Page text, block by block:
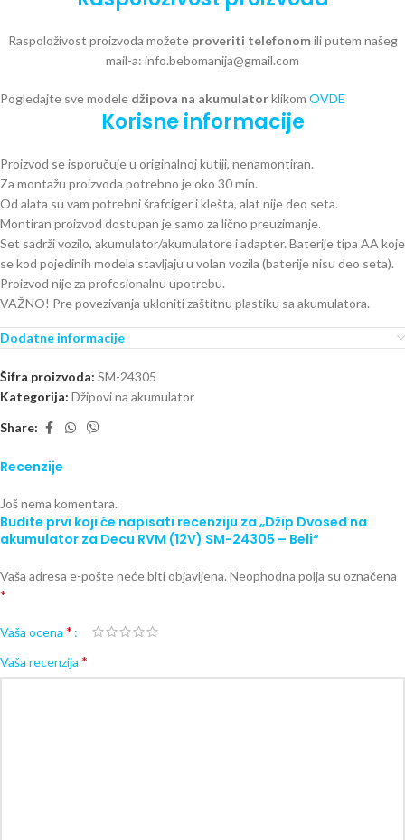
Raspoloživost proizvoda možete proveriti telefonomili putem našeg
mail-a: info.bebomanija@gmail.com
Pogledajte sve modele džipova na akumulatorklikom OVDE
Korisne informacije
Proizvod se isporučuje u originalnoj kutiji, nenamontiran.
Za montažu proizvoda potrebno je oko 30 min.
Od alata su vam potrebni šrafciger i klešta, alat nije deo seta.
Montiran proizvod dostupan je samo za lično preuzimanje.
Set sadrži vozilo, akumulator/akumulatore i adapter. Baterije tipa AA koje
se kod pojedinih modela stavljaju u volan vozila (baterije nisu deo seta).
Proizvod nije za profesionalnu upotrebu.
VAŽNO! Pre povezivanja ukloniti zaštitnu plastiku sa akumulatora.
Dodatne informacije
Šifra proizvoda: SM-24305
Kategorija: Džipovi na akumulator
Share:
Recenzije
Još nema komentara.
Budite prvi koji će napisati recenziju za „Džip Dvosed na
akumulator za Decu RVM (12V) SM-24305 – Beli“
Vaša adresa e-pošte neće biti objavljena. Neophodna polja su označena
*
Vaša ocena *
Vaša recenzija *